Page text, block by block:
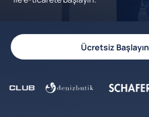
Ücretsiz Başlayın